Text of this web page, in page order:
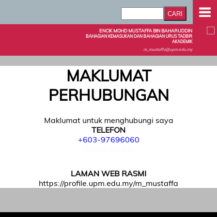
ENCIK MOHD MUSTAFFA BIN BAHARUDDIN
BAHAGIAN KEMASUKAN DAN BAHAGIAN URUS TADBIR
AKADEMIK
m_mustaffa@upm.edu.my
MAKLUMAT
PERHUBUNGAN
Maklumat untuk menghubungi saya
TELEFON
+603-97696060
LAMAN WEB RASMI
https://profile.upm.edu.my/m_mustaffa